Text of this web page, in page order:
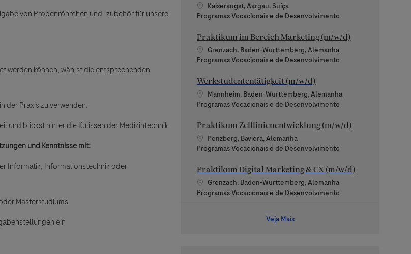
von Probenröhrchen und -zubehör für unsere
werden können, wählst die entsprechenden
der Praxis zu verwenden.
und blickst hinter die Kulissen der Medizintechnik
und Kenntnisse mit:
Informatik, Informationstechnik oder
Masterstudiums
ein
Localização
Kaiseraugst, Aargau, Suíça
Categoria
Programas Vocacionais e de Desenvolvimento
Praktikum im Bereich Marketing (m/w/d)
Localização
Grenzach, Baden-Wurttemberg, Alemanha
Categoria
Programas Vocacionais e de Desenvolvimento
Werkstudententätigkeit (m/w/d)
Localização
Mannheim, Baden-Wurttemberg, Alemanha
Categoria
Programas Vocacionais e de Desenvolvimento
Praktikum Zelllinienentwicklung (m/w/d)
Localização
Penzberg, Baviera, Alemanha
Categoria
Programas Vocacionais e de Desenvolvimento
Praktikum Digital Marketing & CX (m/w/d)
Localização
Grenzach, Baden-Wurttemberg, Alemanha
Categoria
Programas Vocacionais e de Desenvolvimento
Veja Mais